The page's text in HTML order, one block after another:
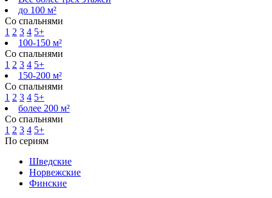
до 100 м²
Со спальнями
1 2 3 4 5+
100-150 м²
Со спальнями
1 2 3 4 5+
150-200 м²
Со спальнями
1 2 3 4 5+
более 200 м²
Со спальнями
1 2 3 4 5+
По сериям
Шведские
Норвежские
Финские